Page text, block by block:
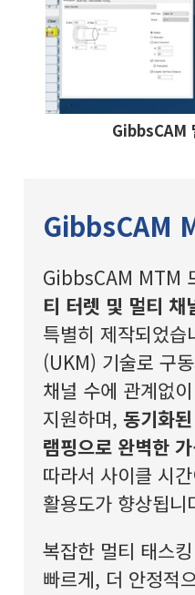
GibbsCAM
GibbsCAM
GibbsCAM MTM
티 터렛 및 멀티 채
특별히 제작되었
(UKM) 기술로 구
채널 수에 관계없
지원하며, 동기화
램핑으로 완벽한
따라서 사이클 시
활용도가 향상됩니
복잡한 멀티 태스
빠르게, 더 안정적